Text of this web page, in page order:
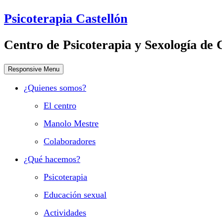
Psicoterapia Castellón
Centro de Psicoterapia y Sexología de
Responsive Menu
¿Quienes somos?
El centro
Manolo Mestre
Colaboradores
¿Qué hacemos?
Psicoterapia
Educación sexual
Actividades